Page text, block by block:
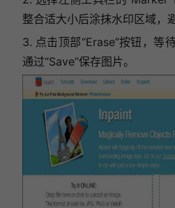
整合适大小后涂抹水印区域，
3. 点击顶部“Erase”按钮，等
通过“Save”保存图片。